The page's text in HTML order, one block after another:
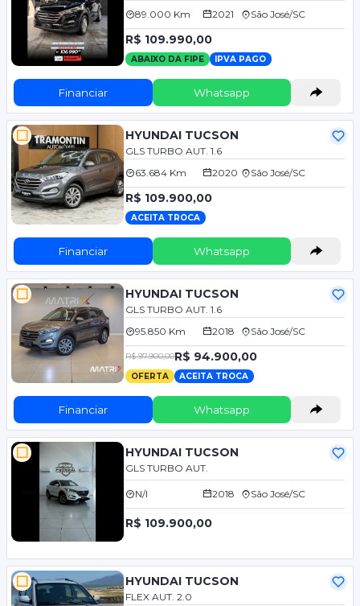
89.000 Km
2021 São José/SC
R$ 109.990,00
ABAIXO DA FIPE IPVA PAGO
Financiar Whatsapp
HYUNDAI TUCSON
GLS TURBO AUT. 1.6
63.684 Km
2020 São José/SC
R$ 109.900,00
ACEITA TROCA
Financiar Whatsapp
HYUNDAI TUCSON
GLS TURBO AUT. 1.6
95.850 Km
2018 São José/SC
R$ 97.900,00R$ 94.900,00
OFERTA ACEITA TROCA
Financiar Whatsapp
HYUNDAI TUCSON
GLS TURBO AUT.
N/I 2018 São José/SC
R$ 109.900,00
HYUNDAI TUCSON
FLEX AUT. 2.0